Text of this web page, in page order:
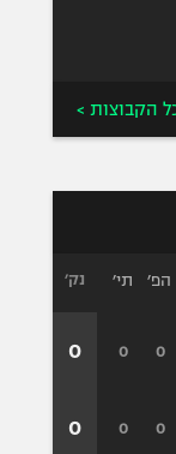
הקבוצות >
הפ׳ תי׳
0
0
0
0
נק׳
0
0